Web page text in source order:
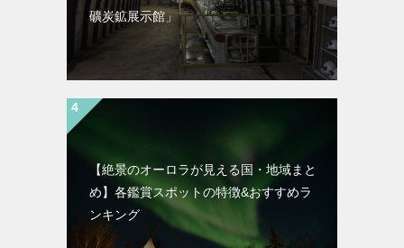
礦炭鉱展示館」
【絶景のオーロラが見える国・地域まと
め】各鑑賞スポットの特徴&おすすめラ
ンキング